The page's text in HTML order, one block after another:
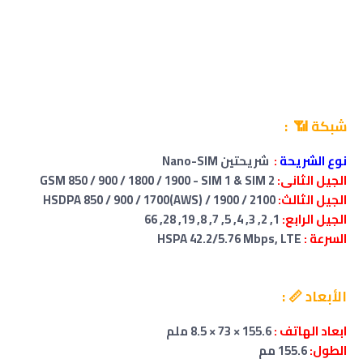
شبكة 📶 :
نوع الشريحة: شريحتين Nano-SIM
الجيل الثانى:
الجيل الثالث:
الجيل الرابع:
السرعة :
الأبعاد 📏 :
ابعاد الهاتف :
الطول: